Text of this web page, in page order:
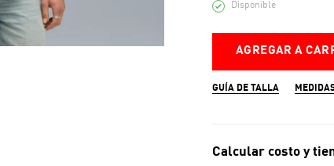
Disponible
AGREGAR A
GUÍA DE TALLA
Calcular costo y